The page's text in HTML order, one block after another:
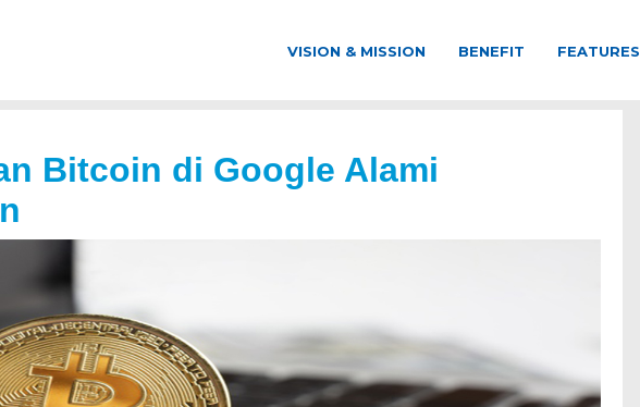
VISION & MISSION BENEFIT FEATURES
Bitcoin di Google Alami